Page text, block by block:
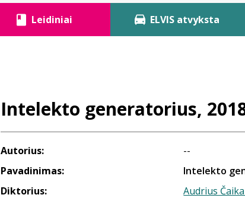
Leidiniai ELVIS atvyksta
Intelekto generatorius,
Autorius:
--
Pavadinimas:
Intelekto
Diktorius:
Audrius